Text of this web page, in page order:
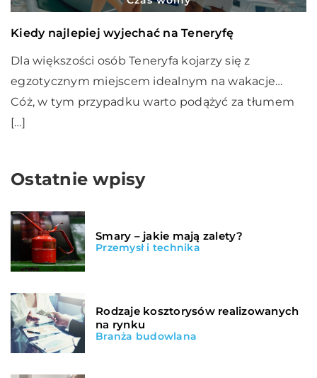
Kiedy najlepiej wyjechać na Teneryfę
Dla większości osób Teneryfa kojarzy się z
egzotycznym miejscem idealnym na wakacje…
Cóż, w tym przypadku warto podążyć za tłumem
[…]
Ostatnie wpisy
Smary – jakie mają zalety?
Przemysł i technika
Rodzaje kosztorysów realizowanych
na rynku
Branża budowlana